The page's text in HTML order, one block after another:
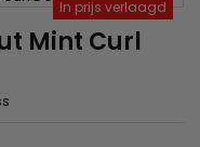
In prijs verlaagd
Mint Curl